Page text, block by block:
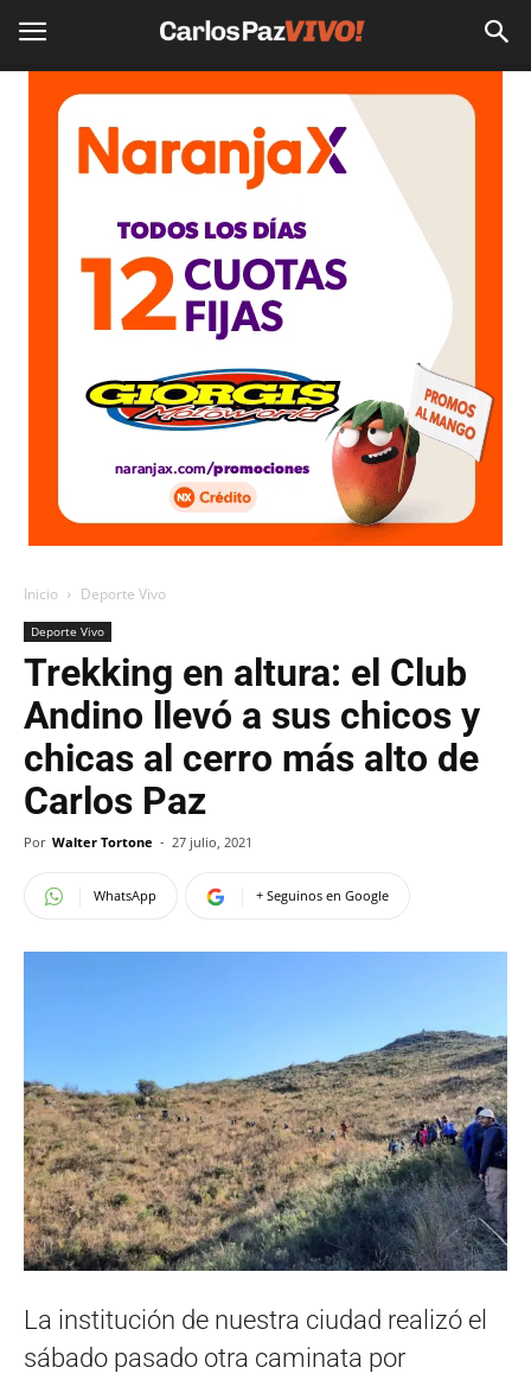
Inicio Deporte Vivo
Deporte Vivo
Trekking en altura: el Club
Andino llevó a sus chicos y
chicas al cerro más alto de
Carlos Paz
Por Walter Tortone - 27 julio, 2021
WhatsApp + Seguinos en Google
La institución de nuestra ciudad realizó el
sábado pasado otra caminata por